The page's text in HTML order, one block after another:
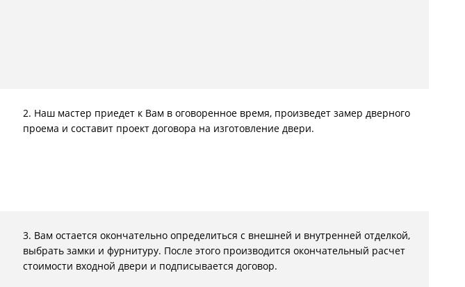
2. Наш мастер приедет к Вам в оговоренное время, произведет замер дверного
проема и составит проект договора на изготовление двери.
3. Вам остается окончательно определиться с внешней и внутренней отделкой,
выбрать замки и фурнитуру. После этого производится окончательный расчет
стоимости входной двери и подписывается договор.